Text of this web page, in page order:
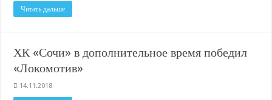
Читать дальше
ХК «Сочи» в дополнительное время победил
«Локомотив»
14.11.2018